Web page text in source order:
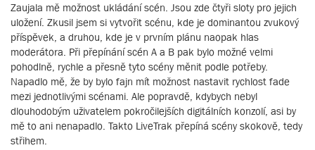
Zaujala mě možnost ukládání scén. Jsou zde čtyři sloty pro jejich
uložení. Zkusil jsem si vytvořit scénu, kde je dominantou zvukový
příspěvek, a druhou, kde je v prvním plánu naopak hlas
moderátora. Při přepínání scén A a B pak bylo možné velmi
pohodlně, rychle a přesně tyto scény měnit podle potřeby.
Napadlo mě, že by bylo fajn mít možnost nastavit rychlost fade
mezi jednotlivými scénami. Ale popravdě, kdybych nebyl
dlouhodobým uživatelem pokročilejších digitálních konzolí, asi by
mě to ani nenapadlo. Takto LiveTrak přepíná scény skokově, tedy
střihem.